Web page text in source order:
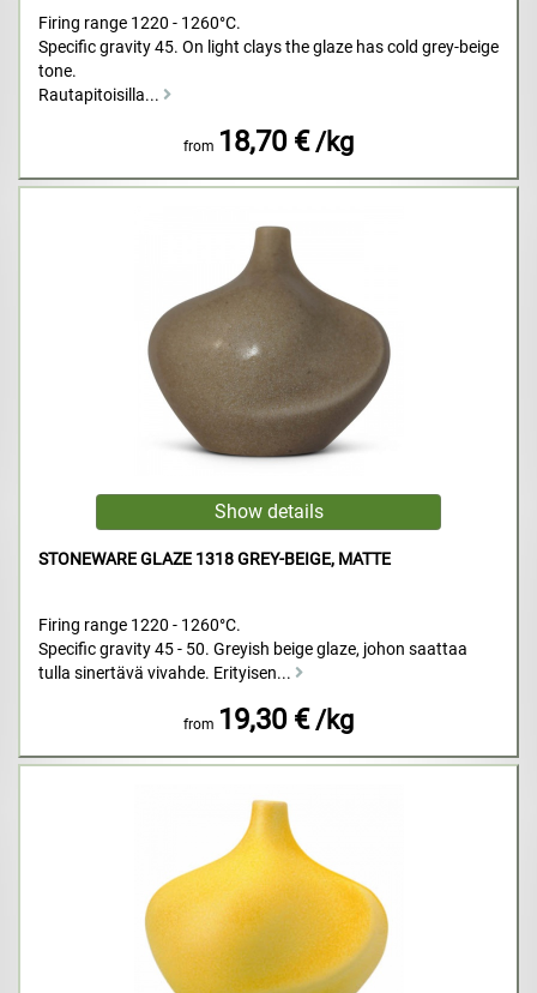
Firing range 1220 - 1260°C.
Specific gravity 45. On light clays the glaze has cold grey-beige
tone.
Rautapitoisilla...
from 18,70 € /kg
STONEWARE GLAZE 1318 GREY-BEIGE, MATTE
Firing range 1220 - 1260°C.
Specific gravity 45 - 50. Greyish beige glaze, johon saattaa
tulla sinertävä vivahde. Erityisen...
from 19,30 € /kg